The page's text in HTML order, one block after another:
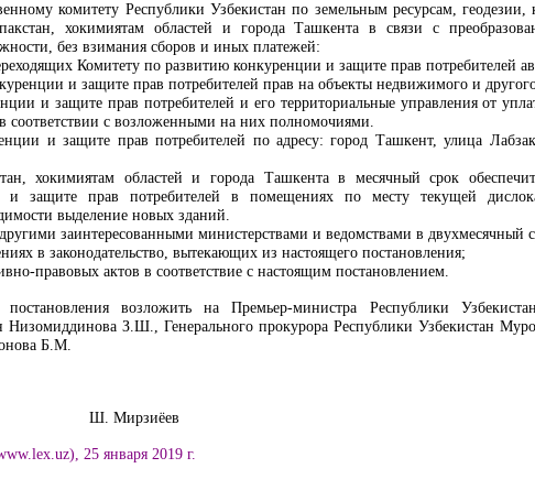
комитету Республики Узбекистан по земельным ресурсам, геодезии,
хокимиятам областей и города Ташкента в связи с
без взимания сборов и иных платежей:
Комитету по развитию конкуренции и защите прав потребителей
и защите прав потребителей прав на объекты недвижимого и
и защите прав потребителей и его территориальные управления от
в соответствии с возложенными на них полномочиями.
и защите прав потребителей по адресу: город Ташкент, улица
хокимиятам областей и города Ташкента в месячный срок
защите прав потребителей в помещениях по месту текущей
выделение новых зданий.
заинтересованными министерствами и ведомствами в двухмесячный
в законодательство, вытекающих из настоящего постановления;
правовых актов в соответствие с настоящим постановлением.
возложить на Премьер-министра Республики
З.Ш., Генерального прокурора Республики Узбекистан
Б.М.
Ш. Мирзиёев
25 января 2019 г.